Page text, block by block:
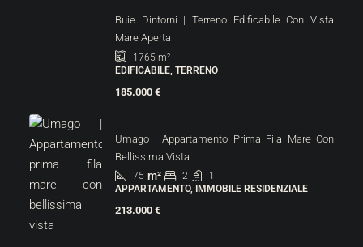
Buie Dintorni | Terreno Edificabile Con Vista
Mare Aperta
1765 m²
EDIFICABILE, TERRENO
185.000 €
Umago | Appartamento Prima Fila Mare Con
Bellissima Vista
75 m² 2
1
APPARTAMENTO, IMMOBILE RESIDENZIALE
213.000 €